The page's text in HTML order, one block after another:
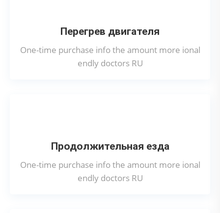
Перегрев двигателя
One-time purchase info the amount more ional
endly doctors RU
Продолжительная езда
One-time purchase info the amount more ional
endly doctors RU